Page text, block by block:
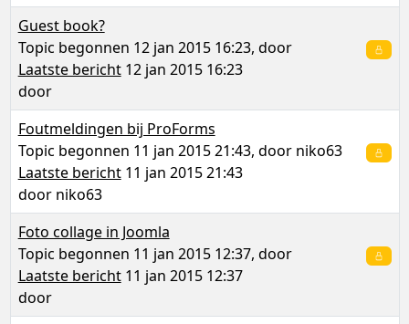
Guest book?
Topic begonnen 12 jan 2015 16:23, door
Laatste bericht12 jan 2015 16:23
door
Foutmeldingen bij ProForms
Topic begonnen 11 jan 2015 21:43, door niko63
Laatste bericht11 jan 2015 21:43
door niko63
Foto collage in Joomla
Topic begonnen 11 jan 2015 12:37, door
Laatste bericht11 jan 2015 12:37
door